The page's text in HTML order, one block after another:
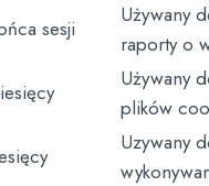
sesji
Używany
raporty o
Używany
plików
Uzywany